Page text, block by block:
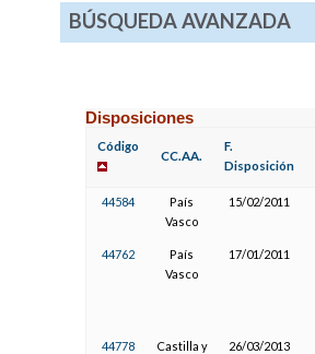
BÚSQUEDA AVANZADA
Disposiciones
Código
CC.AA.
F.
Disposición
44584
País
Vasco
15/02/2011
44762
País
Vasco
17/01/2011
44778
Castilla y
26/03/2013